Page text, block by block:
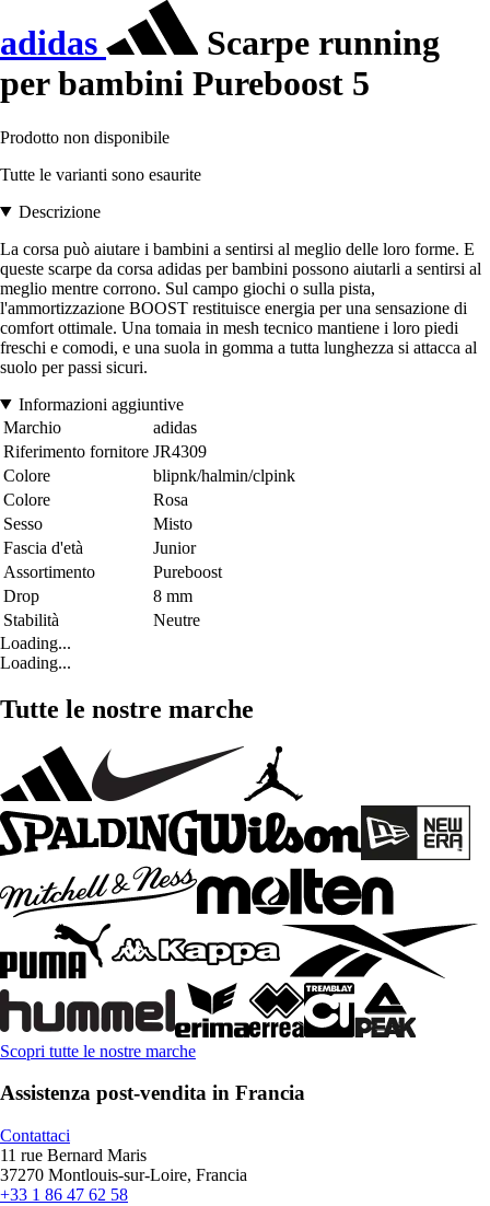
adidas
Scarpe running
per bambini Pureboost 5
Prodotto non disponibile
Tutte le varianti sono esaurite
Descrizione
La corsa può aiutare i bambini a sentirsi al meglio delle loro forme. E
queste scarpe da corsa adidas per bambini possono aiutarli a sentirsi al
meglio mentre corrono. Sul campo giochi o sulla pista,
l'ammortizzazione BOOST restituisce energia per una sensazione di
comfort ottimale. Una tomaia in mesh tecnico mantiene i loro piedi
freschi e comodi, e una suola in gomma a tutta lunghezza si attacca al
suolo per passi sicuri.
Informazioni aggiuntive
Marchio
adidas
Riferimento fornitore JR4309
Colore
blipnk/halmin/clpink
Colore
Rosa
Sesso
Misto
Fascia d'età
Junior
Assortimento
Pureboost
Drop
8 mm
Stabilità
Neutre
Loading...
Loading...
Tutte le nostre marche
Scopri tutte le nostre marche
Assistenza post-vendita in Francia
Contattaci
11 rue Bernard Maris
37270 Montlouis-sur-Loire, Francia
+33 1 86 47 62 58